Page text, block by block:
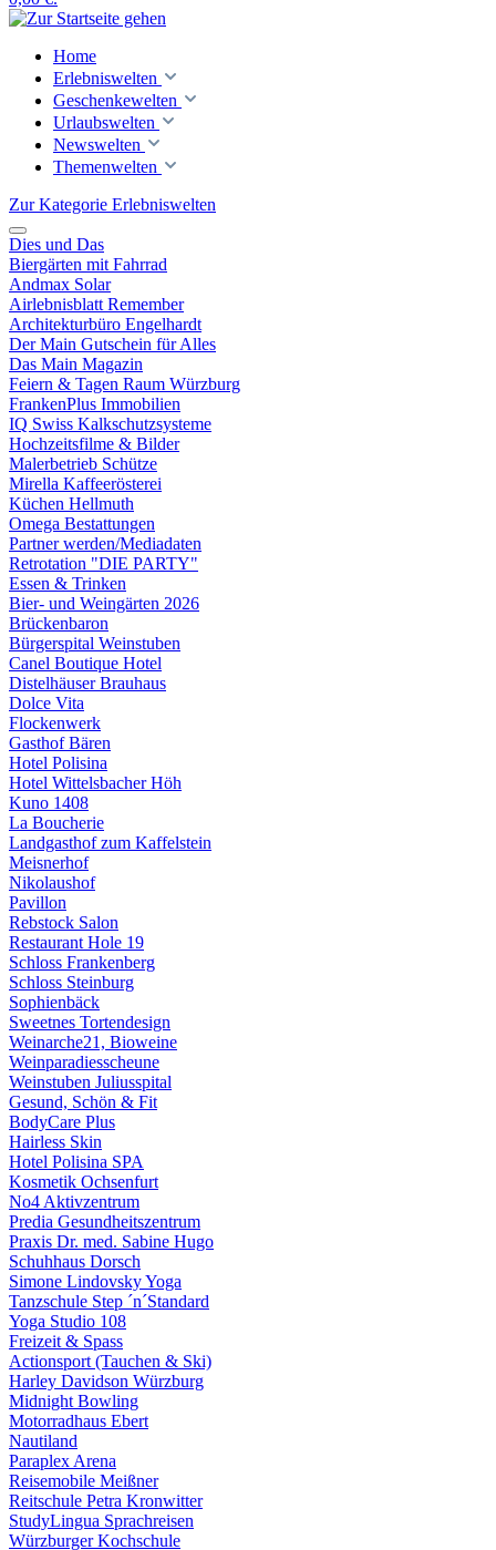
Home
Erlebniswelten
Geschenkewelten
Urlaubswelten
Newswelten
Themenwelten
Zur Kategorie Erlebniswelten
Dies und Das
Biergärten mit Fahrrad
Andmax Solar
Airlebnisblatt Remember
Architekturbüro Engelhardt
Der Main Gutschein für Alles
Das Main Magazin
Feiern & Tagen Raum Würzburg
FrankenPlus Immobilien
IQ Swiss Kalkschutzsysteme
Hochzeitsfilme & Bilder
Malerbetrieb Schütze
Mirella Kaffeerösterei
Küchen Hellmuth
Omega Bestattungen
Partner werden/Mediadaten
Retrotation "DIE PARTY"
Essen & Trinken
Bier- und Weingärten 2026
Brückenbaron
Bürgerspital Weinstuben
Canel Boutique Hotel
Distelhäuser Brauhaus
Dolce Vita
Flockenwerk
Gasthof Bären
Hotel Polisina
Hotel Wittelsbacher Höh
Kuno 1408
La Boucherie
Landgasthof zum Kaffelstein
Meisnerhof
Nikolaushof
Pavillon
Rebstock Salon
Restaurant Hole 19
Schloss Frankenberg
Schloss Steinburg
Sophienbäck
Sweetnes Tortendesign
Weinarche21, Bioweine
Weinparadiesscheune
Weinstuben Juliusspital
Gesund, Schön & Fit
BodyCare Plus
Hairless Skin
Hotel Polisina SPA
Kosmetik Ochsenfurt
No4 Aktivzentrum
Predia Gesundheitszentrum
Praxis Dr. med. Sabine Hugo
Schuhhaus Dorsch
Simone Lindovsky Yoga
Tanzschule Step ´n´Standard
Yoga Studio 108
Freizeit & Spass
Actionsport (Tauchen & Ski)
Harley Davidson Würzburg
Midnight Bowling
Motorradhaus Ebert
Nautiland
Paraplex Arena
Reisemobile Meißner
Reitschule Petra Kronwitter
StudyLingua Sprachreisen
Würzburger Kochschule